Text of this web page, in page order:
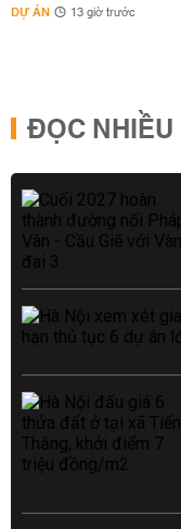
DỰ ÁN 13 giờ trước
ĐỌC